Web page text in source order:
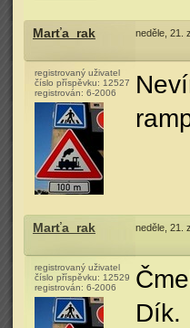
Marťa_rak neděle, 21.
registrovaný uživatel
číslo příspěvku: 12527
registrován: 6-2006
Marťa_rak neděle, 21.
registrovaný uživatel
číslo příspěvku: 12529
registrován: 6-2006
Dík.